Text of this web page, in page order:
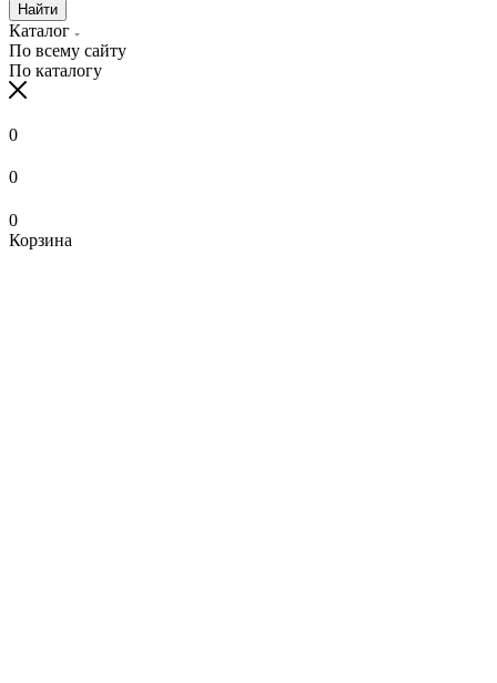
Найти
Каталог
По всему сайту
По каталогу
0
0
0
Корзина